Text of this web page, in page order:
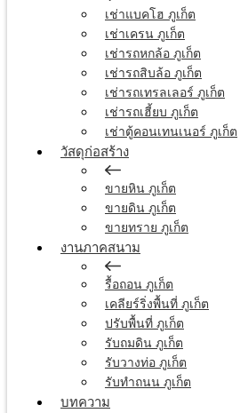
เช่าแบคโฮ ภูเก็ต
เช่าเครน ภูเก็ต
เช่ารถหกล้อ ภูเก็ต
เช่ารถสิบล้อ ภูเก็ต
เช่ารถเทรลเลอร์ ภูเก็ต
เช่ารถเฮี้ยบ ภูเก็ต
เช่าตู้คอนเทนเนอร์ ภูเก็ต
วัสดุก่อสร้าง
ขายหิน ภูเก็ต
ขายดิน ภูเก็ต
ขายทราย ภูเก็ต
งานภาคสนาม
รื้อถอน ภูเก็ต
เคลียร์ริ่งพื้นที่ ภูเก็ต
ปรับพื้นที่ ภูเก็ต
รับถมดิน ภูเก็ต
รับวางท่อ ภูเก็ต
รับทำถนน ภูเก็ต
บทความ